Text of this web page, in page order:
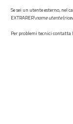
Se sei un utente esterno, nel
EXTRARER\nome utente
Per problemi tecnici contatta